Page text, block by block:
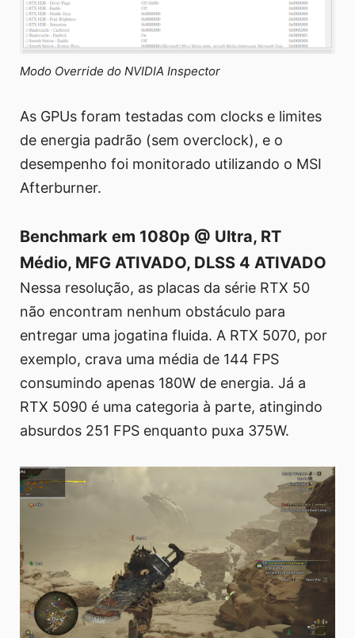
Modo Override do NVIDIA Inspector
As GPUs foram testadas com clocks e limites
de energia padrão (sem overclock), e o
desempenho foi monitorado utilizando o MSI
Afterburner.
Benchmark em 1080p @ Ultra, RT
Médio, MFG ATIVADO, DLSS 4 ATIVADO
Nessa resolução, as placas da série RTX 50
não encontram nenhum obstáculo para
entregar uma jogatina fluida. A RTX 5070, por
exemplo, crava uma média de 144 FPS
consumindo apenas 180W de energia. Já a
RTX 5090 é uma categoria à parte, atingindo
absurdos 251 FPS enquanto puxa 375W.